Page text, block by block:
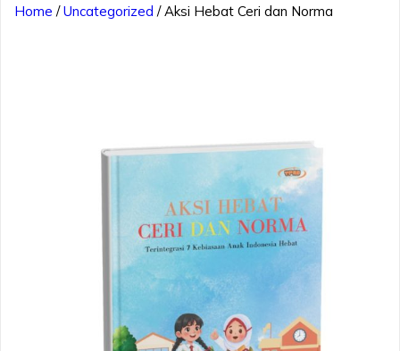
Home /Uncategorized / Aksi Hebat Ceri dan Norma